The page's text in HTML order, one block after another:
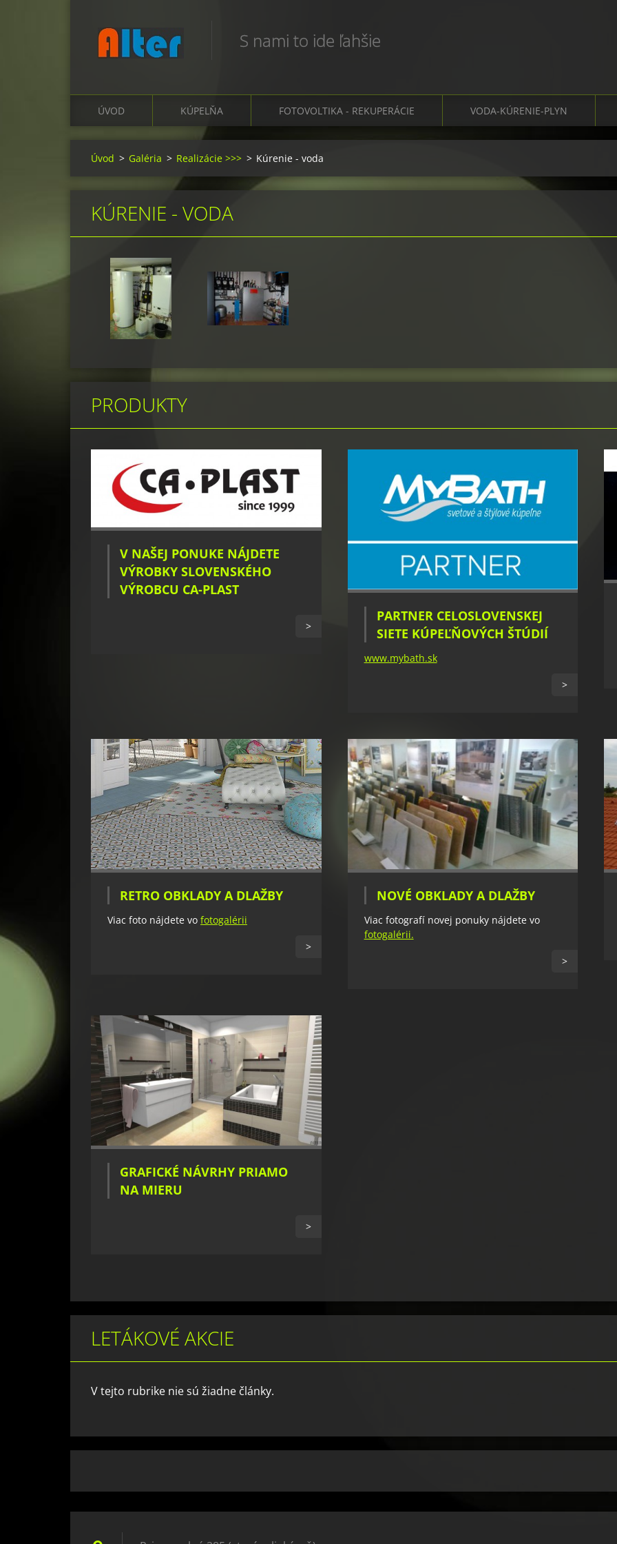
S nami to ide ľahšie
ÚVOD KÚPELŇA FOTOVOLTIKA - REKUPERÁCIE VODA-KÚRENIE-PLYN
Úvod > Galéria > Realizácie >>> > Kúrenie - voda
KÚRENIE - VODA
PRODUKTY
V NAŠEJ PONUKE NÁJDETE
VÝROBKY SLOVENSKÉHO
VÝROBCU CA-PLAST
>
PARTNER CELOSLOVENSKEJ
SIETE KÚPEĽŇOVÝCH ŠTÚDIÍ
www.mybath.sk
>
RETRO OBKLADY A DLAŽBY
Viac foto nájdete vo fotogalérii
>
NOVÉ OBKLADY A DLAŽBY
Viac fotografí novej ponuky nájdete vo
fotogalérii.
>
GRAFICKÉ NÁVRHY PRIAMO
NA MIERU
>
LETÁKOVÉ AKCIE
V tejto rubrike nie sú žiadne články.